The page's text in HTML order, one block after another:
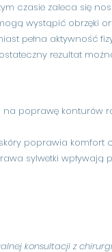
czasie zaleca się
wystąpić obrzęki
pełna aktywność
rezultat
poprawę konturów
poprawia
sylwetki
konsultacji z